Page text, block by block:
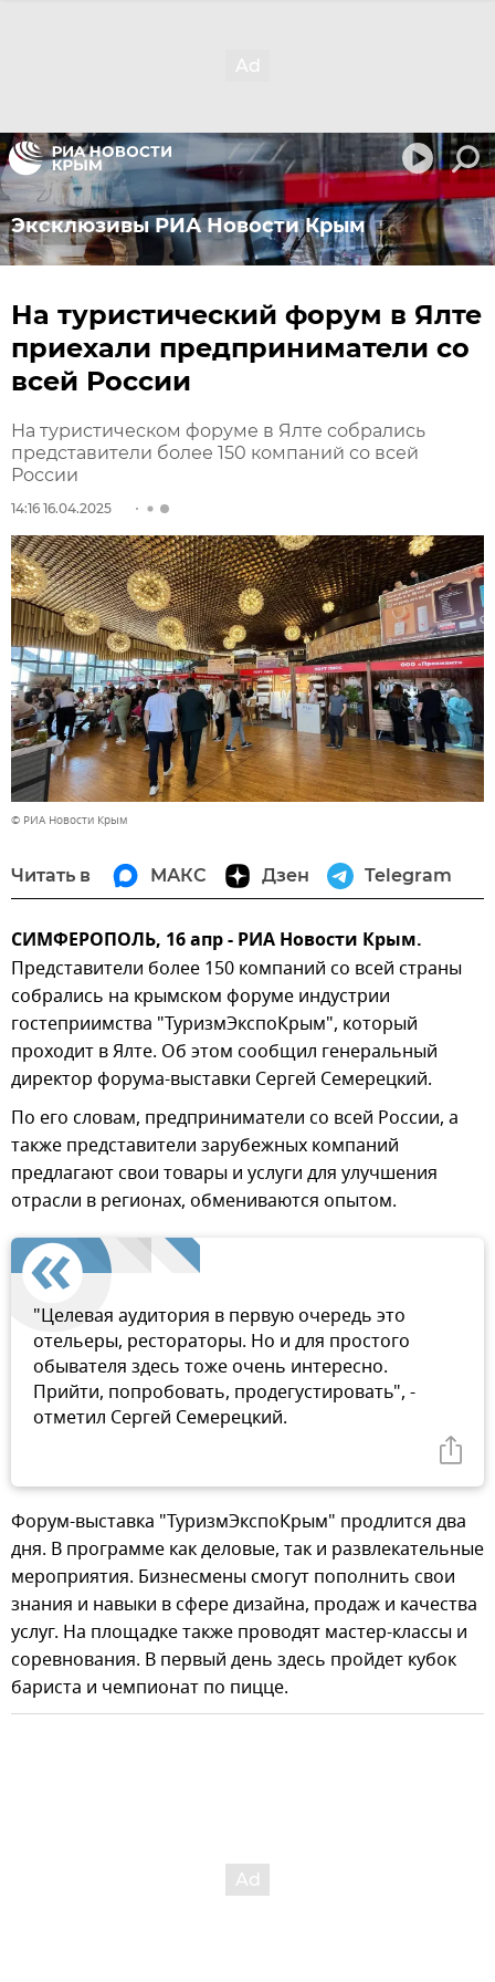
Эксклюзивы РИА Новости Крым
На туристический форум в Ялте
приехали предприниматели со
всей России
На туристическом форуме в Ялте собрались
представители более 150 компаний со всей
России
14:16 16.04.2025
© РИА Новости Крым
Читать в МАКС Дзен Telegram
СИМФЕРОПОЛЬ, 16 апр - РИА Новости Крым.
Представители более 150 компаний со всей страны
собрались на крымском форуме индустрии
гостеприимства "ТуризмЭкспоКрым", который
проходит в Ялте. Об этом сообщил генеральный
директор форума-выставки Сергей Семерецкий.
По его словам, предприниматели со всей России, а
также представители зарубежных компаний
предлагают свои товары и услуги для улучшения
отрасли в регионах, обмениваются опытом.
"Целевая аудитория в первую очередь это
отельеры, рестораторы. Но и для простого
обывателя здесь тоже очень интересно.
Прийти, попробовать, продегустировать", -
отметил Сергей Семерецкий.
Форум-выставка "ТуризмЭкспоКрым" продлится два
дня. В программе как деловые, так и развлекательные
мероприятия. Бизнесмены смогут пополнить свои
знания и навыки в сфере дизайна, продаж и качества
услуг. На площадке также проводят мастер-классы и
соревнования. В первый день здесь пройдет кубок
бариста и чемпионат по пицце.